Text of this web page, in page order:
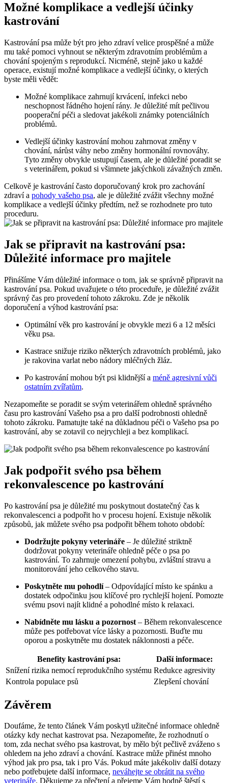
Možné komplikace a vedlejší účinky
kastrování
Kastrování psa může být pro jeho zdraví velice prospěšné a může
mu také pomoci vyhnout se některým zdravotním problémům a
chování spojeným s reprodukcí. Nicméně, stejně jako u každé
operace, existují možné komplikace a vedlejší účinky, o kterých
byste měli vědět:
Možné komplikace zahrnují krvácení, infekci nebo
neschopnost řádného hojení rány. Je důležité mít pečlivou
pooperační péči a sledovat jakékoli známky potenciálních
problémů.
Vedlejší účinky kastrování mohou zahrnovat změny v
chování, nárůst váhy nebo změny hormonální rovnováhy.
Tyto změny obvykle ustupují časem, ale je důležité poradit se
s veterinářem, pokud si všimnete jakýchkoli závažných změn.
Celkově je kastrování často doporučovaný krok pro zachování
zdraví a pohody vašeho psa, ale je důležité zvážit všechny možné
komplikace a vedlejší účinky předtím, než se rozhodnete pro tuto
proceduru.
Jak se připravit na kastrování psa:
Důležité informace pro majitele
Přinášíme Vám důležité informace o tom, jak se správně připravit na
kastrování psa. Pokud uvažujete o této proceduře, je důležité zvážit
správný čas pro provedení tohoto zákroku. Zde je několik
doporučení a výhod kastrování psa:
Optimální věk pro kastrování je obvykle mezi 6 a 12 měsíci
věku psa.
Kastrace snižuje riziko některých zdravotních problémů, jako
je rakovina varlat nebo nádory mléčných žláz.
Po kastrování mohou být psi klidnější a méně agresivní vůči
ostatním zvířatům.
Nezapomeňte se poradit se svým veterinářem ohledně správného
času pro kastrování Vašeho psa a pro další podrobnosti ohledně
tohoto zákroku. Pamatujte také na důkladnou péči o Vašeho psa po
kastrování, aby se zotavil co nejrychleji a bez komplikací.
Jak podpořit svého psa během
rekonvalescence po kastrování
Po kastrování psa je důležité mu poskytnout dostatečný čas k
rekonvalescenci a podpořit ho v procesu hojení. Existuje několik
způsobů, jak můžete svého psa podpořit během tohoto období:
Dodržujte pokyny veterináře – Je důležité striktně
dodržovat pokyny veterináře ohledně péče o psa po
kastrování. To zahrnuje omezení pohybu, zvláštní stravu a
monitorování jeho celkového stavu.
Poskytněte mu pohodlí– Odpovídající místo ke spánku a
dostatek odpočinku jsou klíčové pro rychlejší hojení. Pomozte
svému psovi najít klidné a pohodlné místo k relaxaci.
Nabídněte mu lásku a pozornost – Během rekonvalescence
může pes potřebovat více lásky a pozornosti. Buďte mu
oporou a poskytněte mu dostatek náklonnosti a péče.
Benefity kastrování psa:
Další informace:
Snížení rizika nemocí reprodukčního systému Redukce agresivity
Kontrola populace psů
Zlepšení chování
Závěrem
Doufáme, že tento článek Vám poskytl užitečné informace ohledně
otázky kdy nechat kastrovat psa. Nezapomeňte, že rozhodnutí o
tom, zda nechat svého psa kastrovat, by mělo být pečlivě zváženo s
ohledem na jeho zdraví a chování. Kastrace může přinést mnoho
výhod jak pro psa, tak i pro Vás. Pokud máte jakékoliv další dotazy
nebo potřebujete další informace, neváhejte se obrátit na svého
veterináře. Děkujeme za přečtení a přejeme Vám hodně štěstí s